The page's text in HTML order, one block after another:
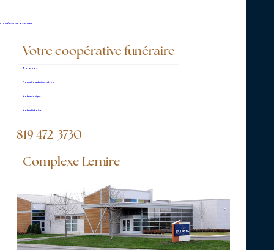
COOPÉRATIVE & SALONS
Votre coopérative funéraire
À propos
Conseil d’administration
Notre équipe
Notre histoire
819 472-3730
Complexe Lemire
Vous pouvez nous joindre en tout